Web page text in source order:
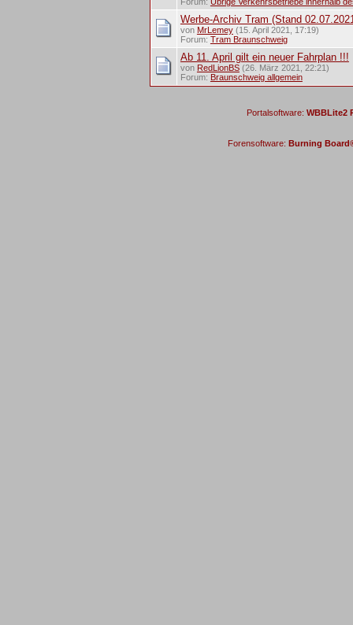
Werbe-Archiv Tram (Stand
von MrLemey(15. April 2021, 17:19)
Forum: Tram Braunschweig
Ab 11. April gilt ein neuer Fahrplan !!!
von RedLionBS(26. März 2021, 22:21)
Forum: Braunschweig allgemein
Portalsoftware: WBBLite2
Forensoftware: Burning